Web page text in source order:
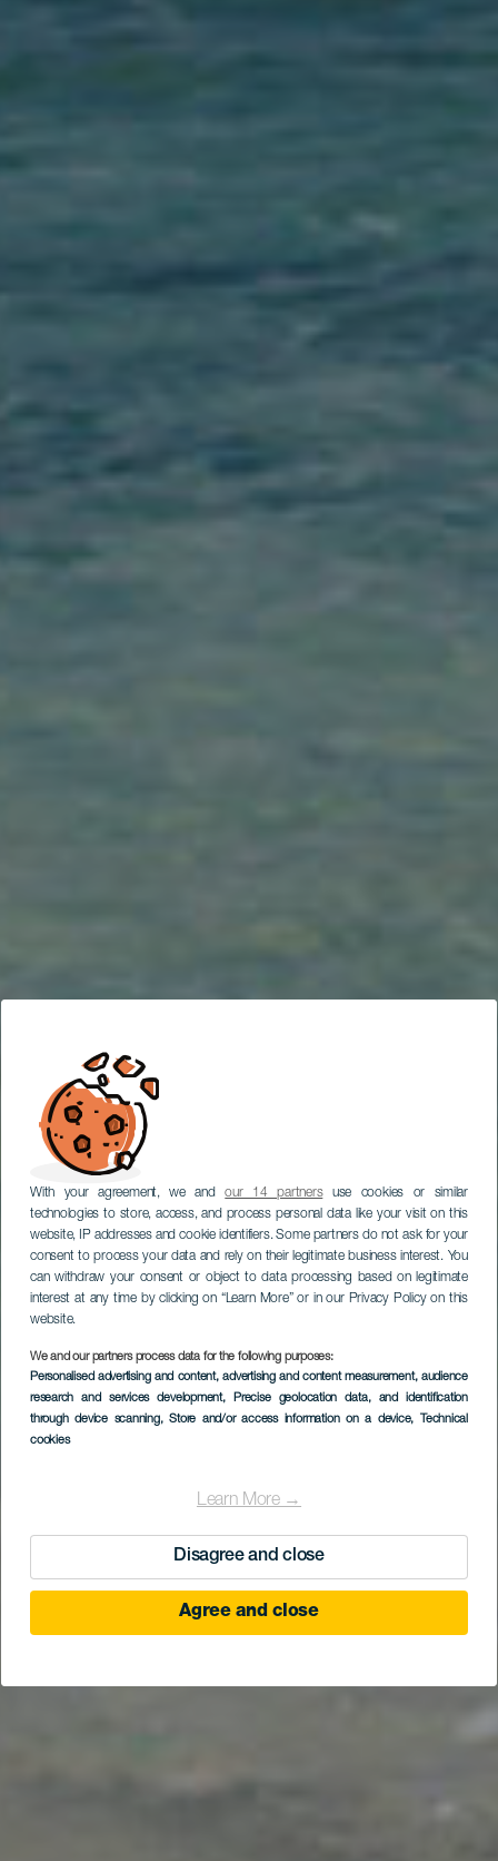
With your agreement, we andour 14 partnersuse cookies or similar
technologies to store, access, and process personal data like your visit on this
website, IP addresses and cookie identifiers. Some partners do not ask for your
consent to process your data and rely on their legitimate business interest. You
can withdraw your consent or object to data processing based on legitimate
interest at any time by clicking on “Learn More” or in our Privacy Policy on this
website.
We and our partners process data for the following purposes:
Personalised advertising and content, advertising and content measurement, audience
research and services development, Precise geolocation data, and identification
through device scanning, Store and/or access information on a device, Technical
cookies
Learn More →
Disagree and close
Agree and close